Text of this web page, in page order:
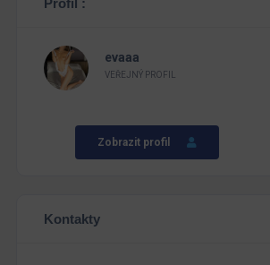
Profil :
evaaa
VEŘEJNÝ PROFIL
Zobrazit profil
Kontakty